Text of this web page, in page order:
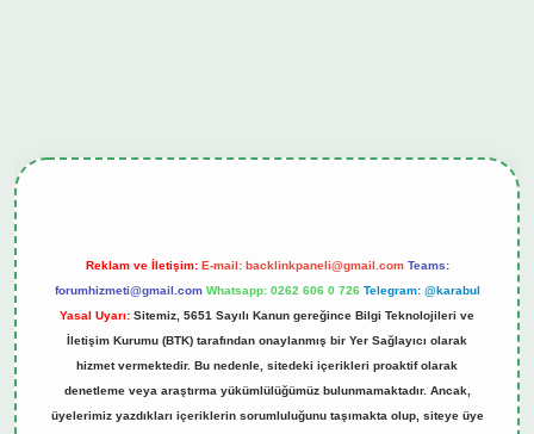
Reklam ve İletişim: E-mail: backlinkpaneli@gmail.com Teams:
forumhizmeti@gmail.com Whatsapp: 0262 606 0 726 Telegram: @karabul
Yasal Uyarı: Sitemiz, 5651 Sayılı Kanun gereğince Bilgi Teknolojileri ve
İletişim Kurumu (BTK) tarafından onaylanmış bir Yer Sağlayıcı olarak
hizmet vermektedir. Bu nedenle, sitedeki içerikleri proaktif olarak
denetleme veya araştırma yükümlülüğümüz bulunmamaktadır. Ancak,
üyelerimiz yazdıkları içeriklerin sorumluluğunu taşımakta olup, siteye üye